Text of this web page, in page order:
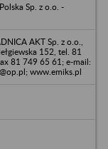
Sp. z o.o. -
AKT Sp. z o.o.,
152, tel. 81
81 749 65 61; e-mail:
www.emiks.pl